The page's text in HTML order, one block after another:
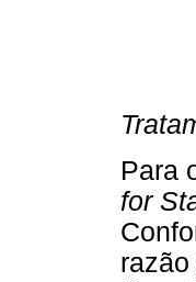
Para
for